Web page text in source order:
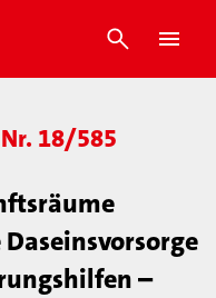
18/585
–